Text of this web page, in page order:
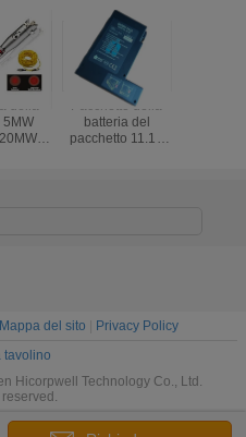
della
5MW
Pacchetto della
batteria del
pacchetto 11.1V
Mappa del sito
Privacy Policy
tavolino
Hicorpwell Technology Co., Ltd.